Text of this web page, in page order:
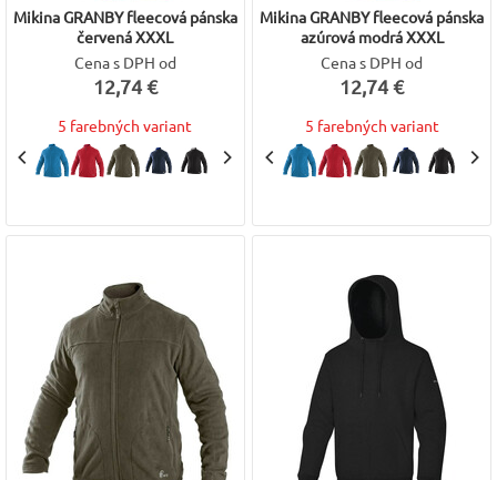
Mikina GRANBY fleecová pánska
červená XXXL
Cena s DPH od
12,74 €
5 farebných variant
Mikina GRANBY fleecová pánska
azúrová modrá XXXL
Cena s DPH od
12,74 €
5 farebných variant